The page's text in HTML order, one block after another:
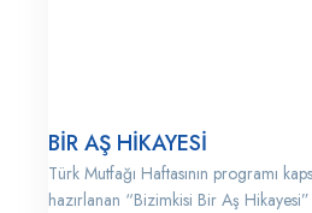
BİR AŞ HİKAYESİ
Türk Mutfağı Haftasının programı
hazırlanan “Bizimkisi Bir Aş